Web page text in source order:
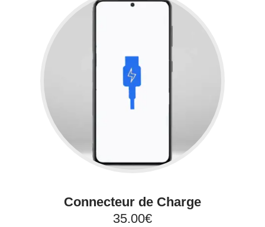
Connecteur de Charge
35.00€